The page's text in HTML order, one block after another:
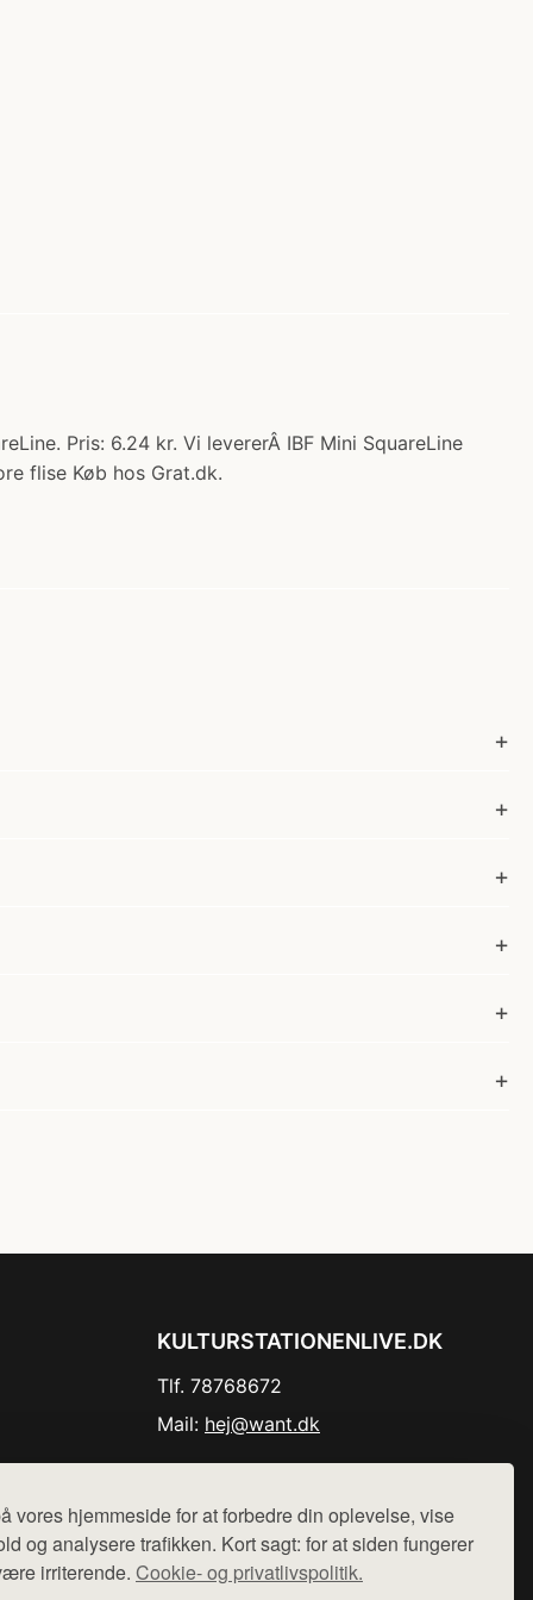
vores hjemmeside for at forbedre din oplevelse, vise
og analysere trafikken. Kort sagt: for at siden fungerer
irriterende. Cookie- og privatlivspolitik.
Pris: 6.24 kr. Vi levererÂ IBF Mini SquareLine
flise Køb hos Grat.dk.
KULTURSTATIONENLIVE.DK
Tlf. 78768672
Mail: hej@want.dk